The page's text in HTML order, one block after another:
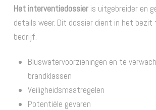
Het interventiedossier is uitgebreider en
details weer. Dit dossier dient in het
bedrijf.
Bluswatervoorzieningen en te
brandklassen
Veiligheidsmaatregelen
Potentiële gevaren